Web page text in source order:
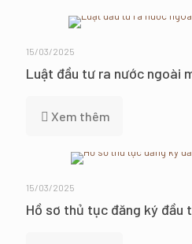
15/03/2025
Luật đầu tư ra nước ngoài
Xem thêm
15/03/2025
Hồ sơ thủ tục đăng ký đầu